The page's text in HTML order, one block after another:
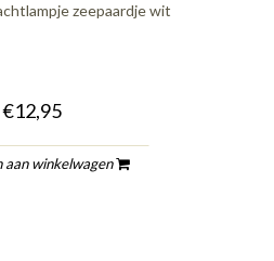
zeepaardje wit
€12,95
aan winkelwagen